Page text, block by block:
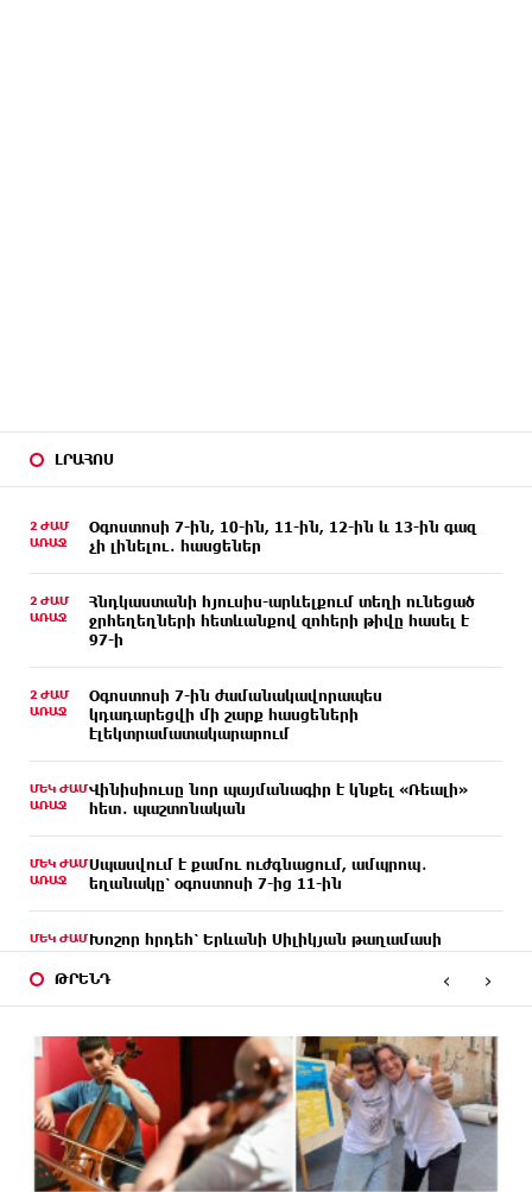
ԼՐԱՀՈՍ
2 ԺԱՄ
ԱՌԱՋ
Օգոստոսի 7-ին, 10-ին, 11-ին, 12-ին և 13-ին գազ
չի լինելու․ հասցեներ
2 ԺԱՄ
ԱՌԱՋ
Հնդկաստանի հյուսիս-արևելքում տեղի ունեցած
ջրհեղեղների հետևանքով զոհերի թիվը հասել է
97-ի
2 ԺԱՄ
ԱՌԱՋ
Օգոստոսի 7-ին ժամանակավորապես
կդադարեցվի մի շարք հասցեների
էլեկտրամատակարարում
ՄԵԿ ԺԱՄ
ԱՌԱՋ
Վինիսիուսը նոր պայմանագիր է կնքել «Ռեալի»
հետ․ պաշտոնական
ՄԵԿ ԺԱՄ
ԱՌԱՋ
Սպասվում է քամու ուժգնացում, ամպրոպ․
եղանակը՝ օգոստոսի 7-ից 11-ին
ՄԵԿ ԺԱՄ
ԱՌԱՋ
Խոշոր հրդեհ՝ Երևանի Սիլիկյան թաղամասի
ու ծուխը տեսանելի են մի քանի կիլոմետրից
Հնդկաստանի և Իսրայելի վարչապետները
քննարկել են Մերձավոր Արևելքում տիրող
իրավիճակը
12 ՐՈՊԵ
ԱՌԱՋ
Մալաթիա-Սեբաստիա վարչական շրջանում
արմատից փտած հերթական ծառն է տապալվել
ԹՐԵՆԴ ‹ ›